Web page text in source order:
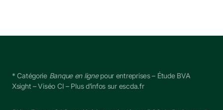
* Catégorie Banque en ligne pour entreprises – Étude BVA
Xsight – Viséo CI – Plus d’infos sur escda.fr